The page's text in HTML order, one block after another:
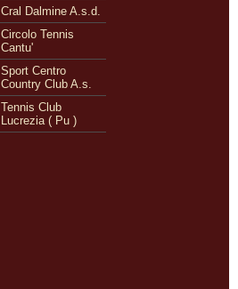
Cral Dalmine A.s.d.
Circolo Tennis
Cantu'
Sport Centro
Country Club A.s.
Tennis Club
Lucrezia ( Pu )